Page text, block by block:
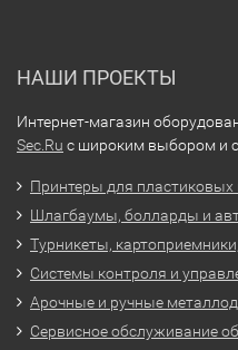
НАШИ ПРОЕКТЫ
Интернет-магазин
Sec.Ru с широким выбором и
Принтеры для пластиковых
Шлагбаумы, болларды и
Турникеты,
Системы контроля и
Арочные и ручные
Сервисное обслуживание